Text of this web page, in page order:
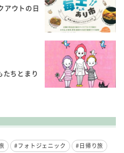
アウトの日
ちとまり
#フォトジェニック
#日帰り旅